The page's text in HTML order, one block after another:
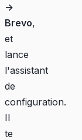
→
Brevo,
et
lance
l'assistant
de
configuration.
Il
te